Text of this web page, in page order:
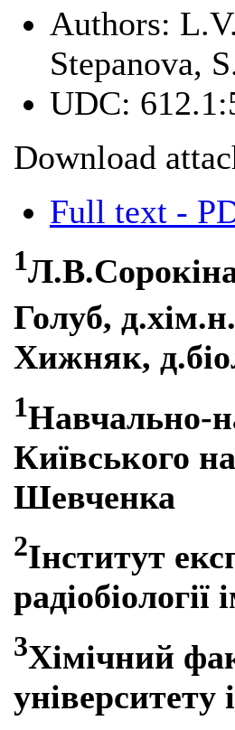
Authors:
Stepanova,
UDC:
Download
Full text -
1
Голуб,
Хижняк,
1Навчально-
Київського
Шевченка
2Інститут
3Хімічний